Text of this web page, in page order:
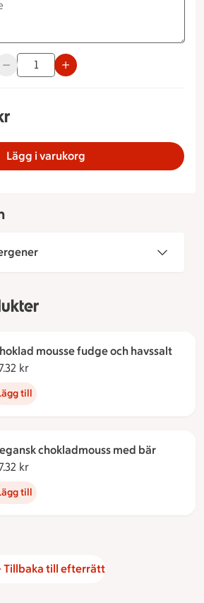
Använd knapparna för att minska eller
Vit chokladpannacotta, 47.32
Lägg i varukorg
mousse fudge och havssalt
kr
till
chokladmouss med bär
kr
till
Tillbaka till efterrätt